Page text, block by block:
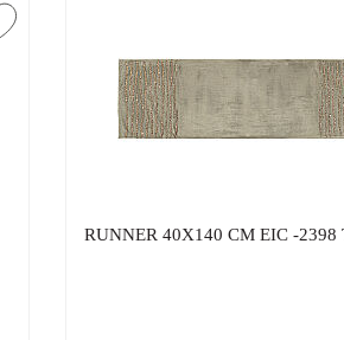
RUNNER 40X140 CM EIC -2398